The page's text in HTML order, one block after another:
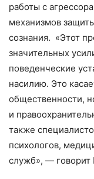
работы с
механизмов
сознания. «Этот
значительных
поведенческие
насилию. Это
общественности,
и
также
психологов,
служб», — говорит